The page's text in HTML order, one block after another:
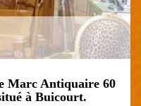
Marc Antiquaire 60
à Buicourt.